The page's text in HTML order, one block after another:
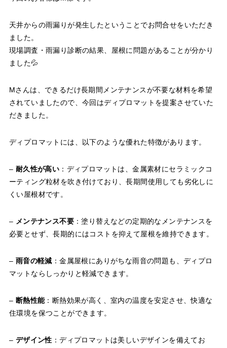
天井からの雨漏りが発生したということでお問合せをいただき
ました。
現場調査・雨漏り診断の結果、屋根に問題があることが分かり
ました💦
Mさんは、できるだけ長期間メンテナンスが不要な材料を希望
されていましたので、今回はディプロマットを提案させていた
だきました。
ディプロマットには、以下のような優れた特徴があります。
– 耐久性が高い ：ディプロマットは、金属素材にセラミックコ
ーティング粒材を吹き付けており、長期間使用しても劣化しに
くい屋根材です。
– メンテナンス不要：塗り替えなどの定期的なメンテナンスを
必要とせず、長期的にはコストを抑えて屋根を維持できます。
– 雨音の軽減 ：金属屋根にありがちな雨音の問題も、ディプロ
マットならしっかりと軽減できます。
– 断熱性能：断熱効果が高く、室内の温度を安定させ、快適な
住環境を保つことができます。
– デザイン性 ：ディプロマットは美しいデザインを備えてお